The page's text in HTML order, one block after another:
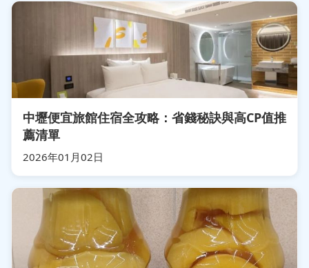
中壢便宜旅館住宿全攻略：省錢秘訣與高CP值推
薦清單
2026年01月02日